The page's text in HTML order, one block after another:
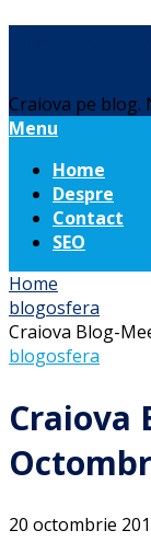
Craiova pe blog.
Menu
Home
Despre
Contact
SEO
Home
blogosfera
Craiova Blog-
blogosfera
Craiova
20 octombrie